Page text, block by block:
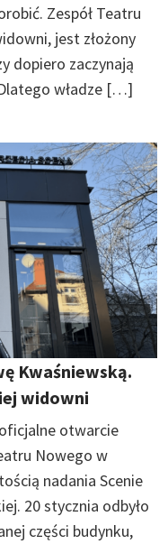
Zespół Teatru
jest złożony
dopiero zaczynają
władze […]
Kwaśniewską.
widowni
otwarcie
Nowego w
nadania Scenie
20 stycznia odbyło
części budynku,